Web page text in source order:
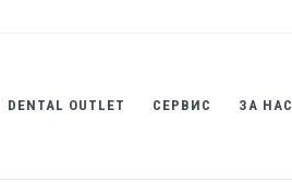
DENTAL OUTLET СЕРВИС ЗА НАС